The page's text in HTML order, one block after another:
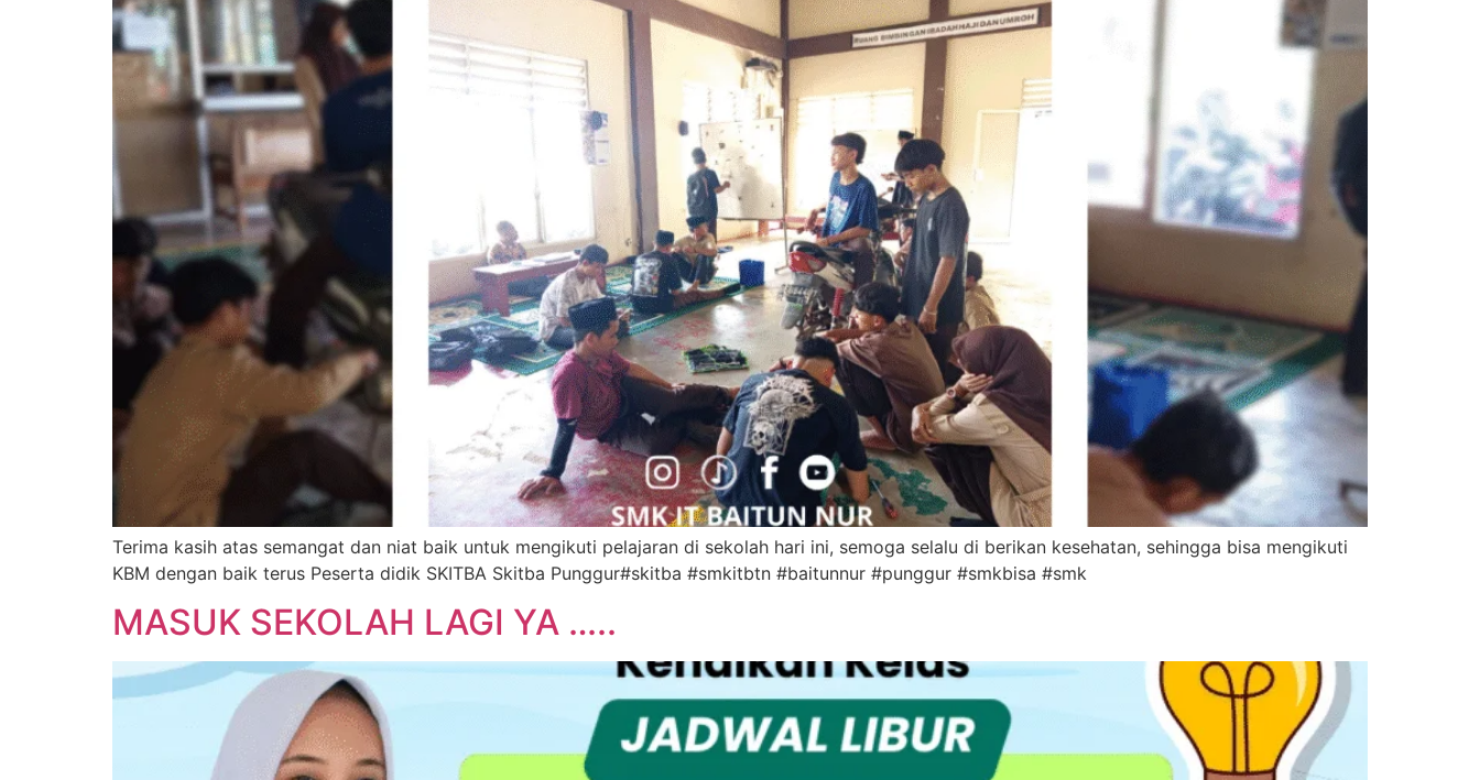
Terima kasih atas semangat dan niat baik untuk mengikuti pelajaran di sekolah hari ini, semoga selalu di berikan kesehatan, sehingga bisa mengikuti
KBM dengan baik terus Peserta didik SKITBA Skitba Punggur#skitba #smkitbtn #baitunnur #punggur #smkbisa #smk
MASUK SEKOLAH LAGI YA …..